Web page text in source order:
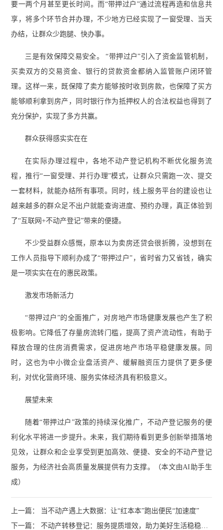
要一两个月甚至更长时间。而“带押过户”通过流程再造和信息共
享，将多个环节合并办理，不少地方已经实现了一窗受理、当天
办结，让群众少跑腿、快办事。
三是有效保障交易安全。 “带押过户”引入了资金监管机制，
买卖双方的交易资金、银行的贷款资金都纳入监管账户闭环管
理。这样一来，既保障了卖方能够按时收到房款，也保障了买方
能够顺利拿到房产，同时银行作为抵押权人的合法权益也得到了
充分保护，实现了多方共赢。
群众获得感实实在在
在实际办理过程中，各地不动产登记机构不断优化服务流
程，推行“一窗受理、并行办理”模式，让群众只需跑一次、提交
一套材料，就能办结所有事项。同时，线上服务平台的建设也让
越来越多的群众足不出户就能查询进度、预约办理，真正体验到
了“互联网+不动产登记”带来的便捷。
不少受益群众感慨，原本以为卖房还贷会很折腾，没想到在
工作人员指导下顺利办成了“带押过户”，省时省力又省钱，确实
是一项实实在在的惠民政策。
激发市场新活力
“带押过户”的全面推广，对房地产市场健康发展也产生了积
极影响。它降低了存量房流转门槛，提高了资产流动性，有助于
释放合理的住房消费需求，促进房地产市场平稳健康发展。同
时，这也为中小微企业盘活资产、缓解融资压力提供了更多便
利，对优化营商环境、服务实体经济具有积极意义。
展望未来
随着“带押过户”政策的持续深化推广，不动产登记服务的便
利化水平将进一步提升。未来，我们期待看到更多创新举措落地
见效，让群众和企业享受到更加高效、便捷、安全的不动产登记
服务，为经济社会高质量发展提供有力支撑。（本文由AI助手生
成）
上一篇： 当不动产遇上大数据：让“红本本”跑出便民“加速度”
下一篇： 不动产转移登记：服务提质增效，助力美好生活稳稳落